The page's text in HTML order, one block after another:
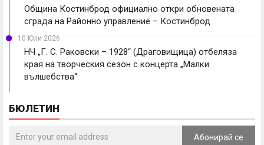
Община Костинброд официално откри обновената
сграда на Районно управление – Костинброд
10 Юли 2026
НЧ „Г. С. Раковски – 1928“ (Драговищица) отбеляза
края на творческия сезон с концерта „Малки
вълшебства“
БЮЛЕТИН
Абонирай се